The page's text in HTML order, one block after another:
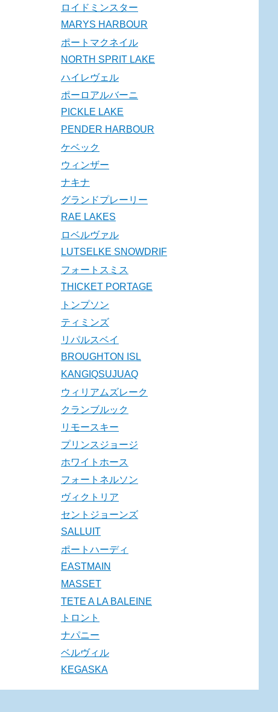
ロイドミンスター
MARYS HARBOUR
ポートマクネイル
NORTH SPRIT LAKE
ハイレヴェル
ポーロアルバーニ
PICKLE LAKE
PENDER HARBOUR
ケベック
ウィンザー
ナキナ
グランドプレーリー
RAE LAKES
ロベルヴァル
LUTSELKE SNOWDRIF
フォートスミス
THICKET PORTAGE
トンプソン
ティミンズ
リパルスベイ
BROUGHTON ISL
KANGIQSUJUAQ
ウィリアムズレーク
クランブルック
リモースキー
プリンスジョージ
ホワイトホース
フォートネルソン
ヴィクトリア
セントジョーンズ
SALLUIT
ポートハーディ
EASTMAIN
MASSET
TETE A LA BALEINE
トロント
ナパニー
ベルヴィル
KEGASKA